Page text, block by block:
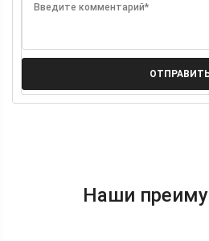
Введите комментарий*
Наши